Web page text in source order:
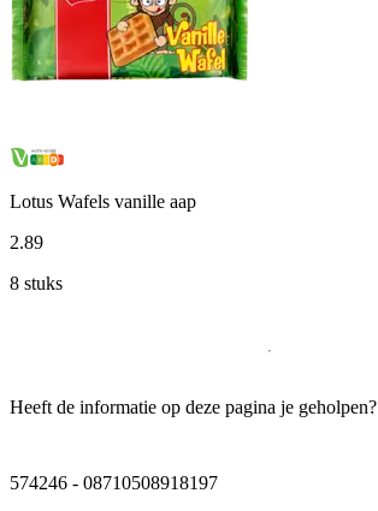
Lotus Wafels vanille aap
2.89
8 stuks
Heeft de informatie op deze pagina je geholpen?
574246 - 08710508918197